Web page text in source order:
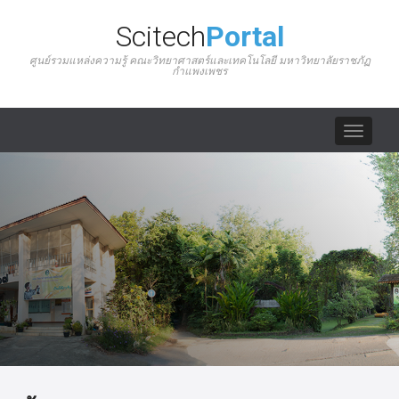
ScitechPortal
ศูนย์รวมแหล่งความรู้ คณะวิทยาศาสตร์และเทคโนโลยี มหาวิทยาลัยราชภัฏ
กำแพงเพชร
Toggle